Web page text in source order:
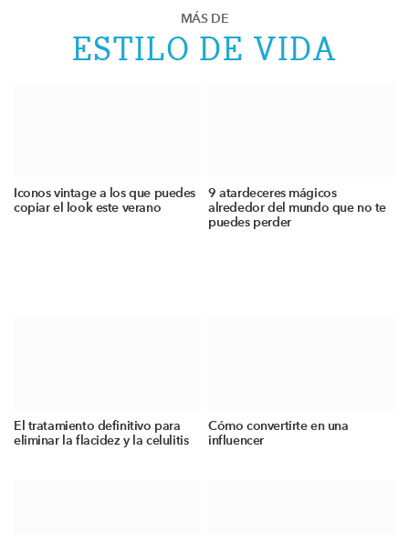
MÁS DE
ESTILO DE VIDA
Iconos vintage a los que puedes
copiar el look este verano
9 atardeceres mágicos
alrededor del mundo que no te
puedes perder
El tratamiento definitivo para
eliminar la flacidez y la celulitis
Cómo convertirte en una
influencer